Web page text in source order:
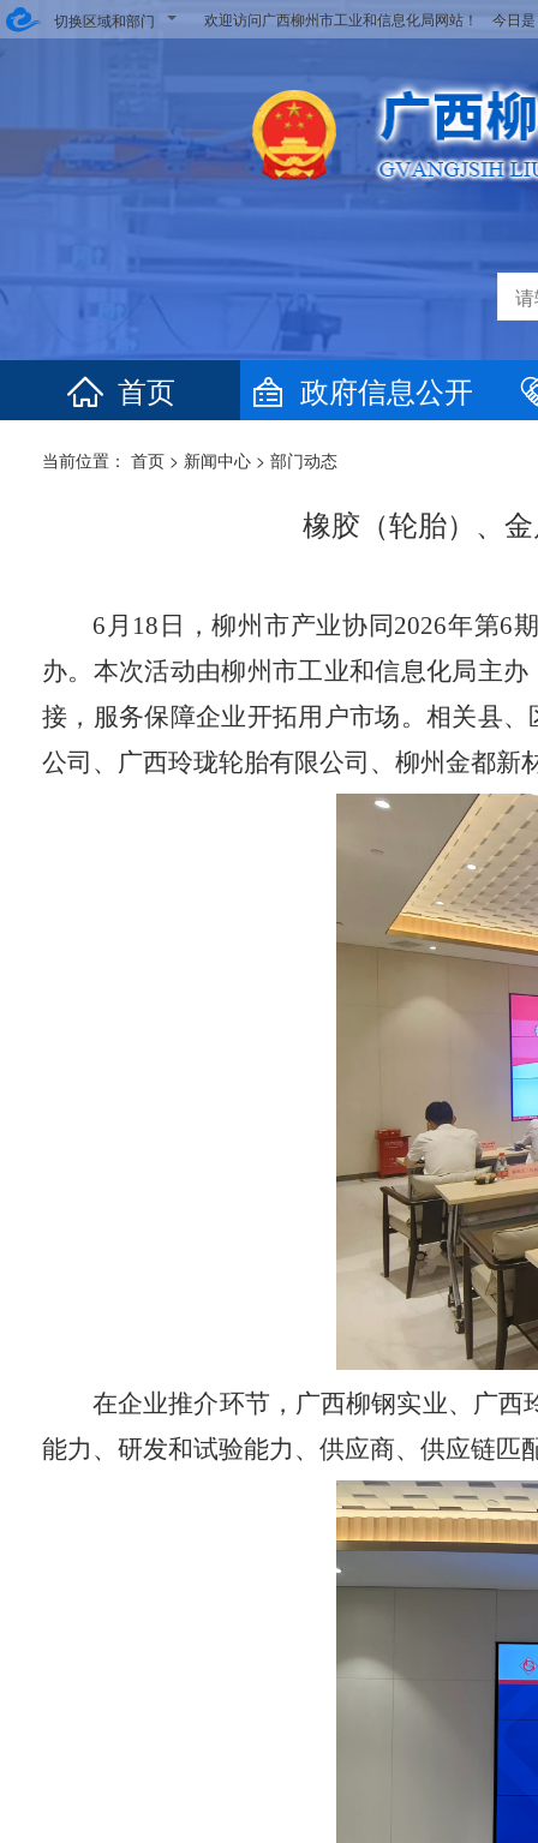
切换区域和部门 欢迎访问广西柳州市工业和信息化局网站！ 今日
首页 政府信息公开
当前位置： 首页 > 新闻中心 > 部门动态
橡胶（轮胎）、
6 月 18 日，柳州市产业协同2026年第6
办。本次活动由柳州市工业和信息化局主
接，服务保障企业开拓用户市场。相关县
公司、广西玲珑轮胎有限公司、柳州金都新
在企业推介环节，广西柳钢实业、广
能力、研发和试验能力、供应商、供应链匹